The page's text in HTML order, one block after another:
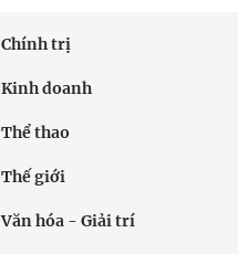
Chính trị
Kinh doanh
Thể thao
Thế giới
Văn hóa - Giải trí